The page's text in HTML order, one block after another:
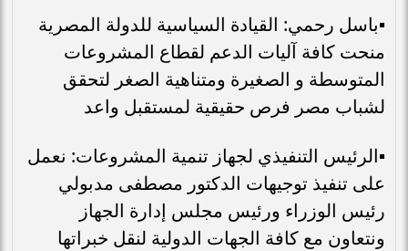
▪︎باسل رحمي: القيادة السياسية للدولة المصرية
منحت كافة آليات الدعم لقطاع المشروعات
المتوسطة و الصغيرة ومتناهية الصغر لتحقق
لشباب مصر فرص حقيقية لمستقبل واعد
▪︎الرئيس التنفيذي لجهاز تنمية المشروعات: نعمل
على تنفيذ توجيهات الدكتور مصطفى مدبولي
رئيس الوزراء ورئيس مجلس إدارة الجهاز
ونتعاون مع كافة الجهات الدولية لنقل خبراتها